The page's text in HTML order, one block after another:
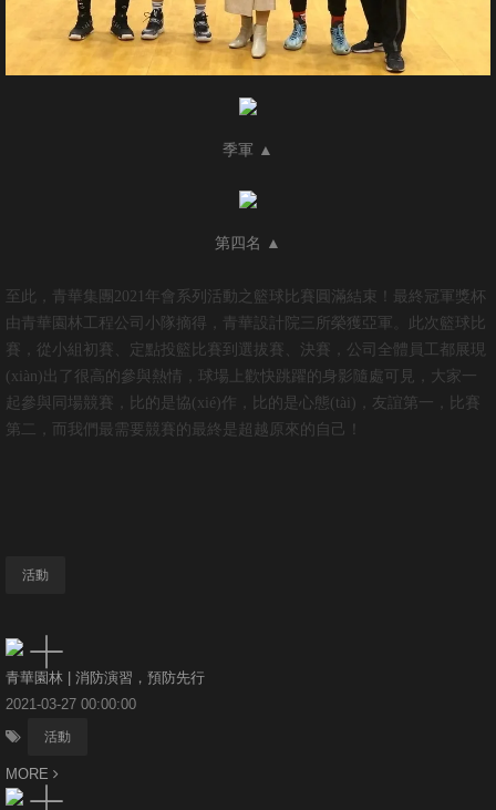
季軍 ▲
第四名 ▲
至此，青華集團2021年會系列活動之籃球比賽圓滿結束！最終冠軍獎杯
由青華園林工程公司小隊摘得，青華設計院三所榮獲亞軍。此次籃球比
賽，從小組初賽、定點投籃比賽到選拔賽、決賽，公司全體員工都展現
(xiàn)出了很高的參與熱情，球場上歡快跳躍的身影隨處可見，大家一
起參與同場競賽，比的是協(xié)作，比的是心態(tài)，友誼第一，比賽
第二，而我們最需要競賽的最終是超越原來的自己！
活動
青華園林 | 消防演習，預防先行
2021-03-27 00:00:00
活動
MORE